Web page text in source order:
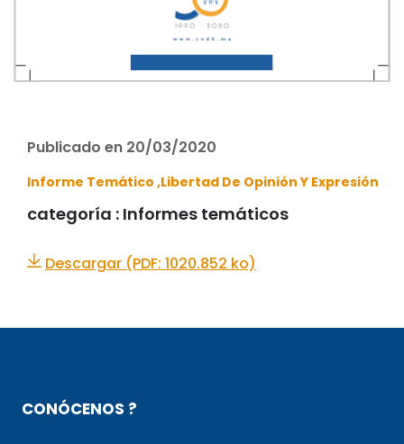
Publicado en 20/03/2020
Informe Temático ,Libertad De Opinión Y Expresión
categoría : Informes temáticos
Descargar (PDF: 1020.852 ko)
CONÓCENOS ?